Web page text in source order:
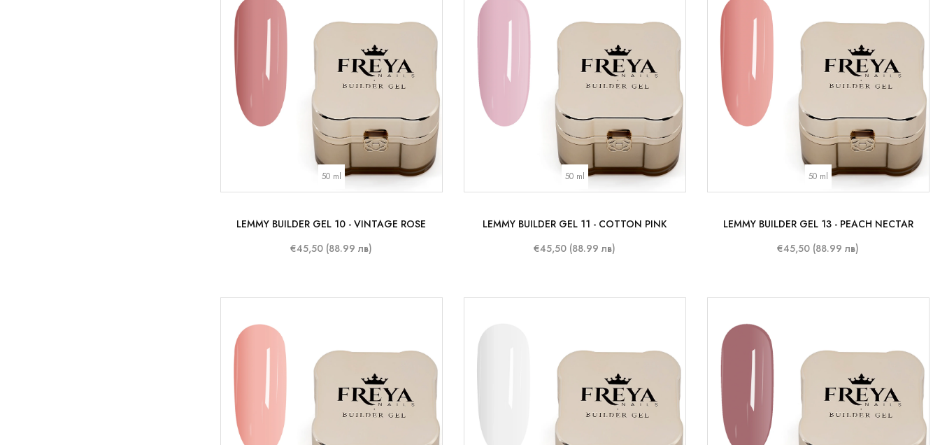
50 ml
LEMMY BUILDER GEL 10 - VINTAGE ROSE
€45,50 (88.99 лв)
50 ml
LEMMY BUILDER GEL 11 - COTTON PINK
€45,50 (88.99 лв)
50 ml
LEMMY BUILDER GEL 13 - PEACH NECTAR
€45,50 (88.99 лв)